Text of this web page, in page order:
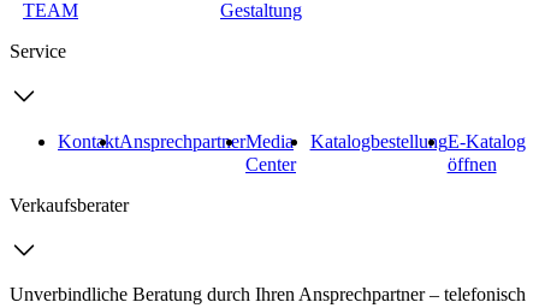
TEAM
Gestaltung
Service
KontaktAnsprechpartnerMedia
Center
KatalogbestellungE-Katalog
öffnen
Verkaufsberater
Unverbindliche Beratung durch Ihren Ansprechpartner – telefonisch